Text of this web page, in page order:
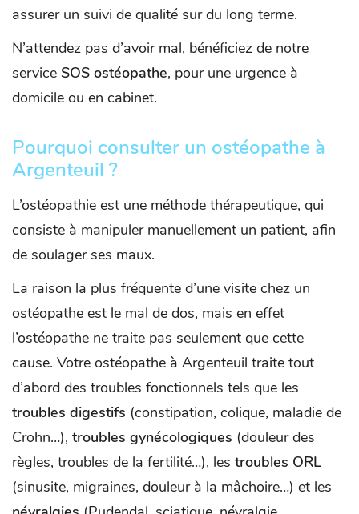
assurer un suivi de qualité sur du long terme.
N’attendez pas d’avoir mal, bénéficiez de notre
service SOS ostéopathe, pour une urgence à
domicile ou en cabinet.
Pourquoi consulter un ostéopathe à
Argenteuil ?
L’ostéopathie est une méthode thérapeutique, qui
consiste à manipuler manuellement un patient, afin
de soulager ses maux.
La raison la plus fréquente d’une visite chez un
ostéopathe est le mal de dos, mais en effet
l’ostéopathe ne traite pas seulement que cette
cause. Votre ostéopathe à Argenteuil traite tout
d’abord des troubles fonctionnels tels que les
troubles digestifs (constipation, colique, maladie de
Crohn…), troubles gynécologiques (douleur des
règles, troubles de la fertilité…), les troubles ORL
(sinusite, migraines, douleur à la mâchoire…) et les